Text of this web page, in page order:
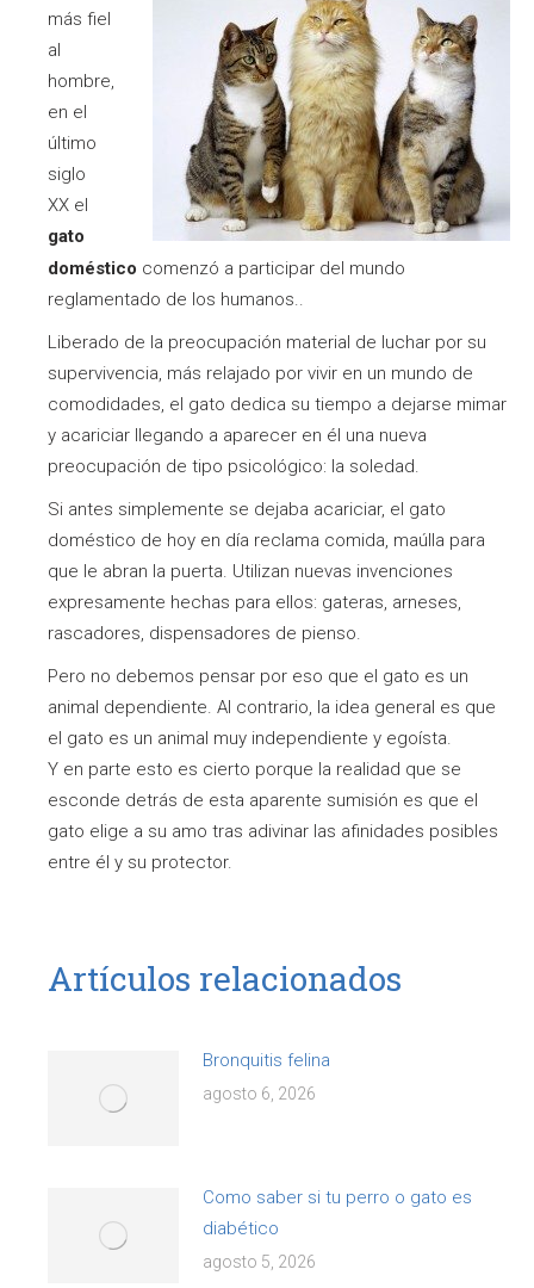
más fiel
al
hombre,
en el
último
siglo
XX el
gato
doméstico comenzó a participar del mundo
reglamentado de los humanos..
Liberado de la preocupación material de luchar por su
supervivencia, más relajado por vivir en un mundo de
comodidades, el gato dedica su tiempo a dejarse mimar
y acariciar llegando a aparecer en él una nueva
preocupación de tipo psicológico: la soledad.
Si antes simplemente se dejaba acariciar, el gato
doméstico de hoy en día reclama comida, maúlla para
que le abran la puerta. Utilizan nuevas invenciones
expresamente hechas para ellos: gateras, arneses,
rascadores, dispensadores de pienso.
Pero no debemos pensar por eso que el gato es un
animal dependiente. Al contrario, la idea general es que
el gato es un animal muy independiente y egoísta.
Y en parte esto es cierto porque la realidad que se
esconde detrás de esta aparente sumisión es que el
gato elige a su amo tras adivinar las afinidades posibles
entre él y su protector.
Artículos relacionados
Bronquitis felina
agosto 6, 2026
Como saber si tu perro o gato es
diabético
agosto 5, 2026